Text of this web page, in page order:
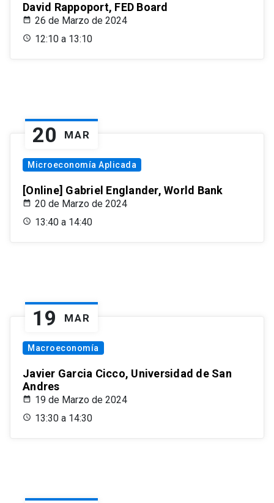
David Rappoport, FED Board
26 de Marzo de 2024
12:10 a 13:10
20 MAR
Microeconomía Aplicada
[Online] Gabriel Englander, World Bank
20 de Marzo de 2024
13:40 a 14:40
19 MAR
Macroeconomía
Javier Garcia Cicco, Universidad de San
Andres
19 de Marzo de 2024
13:30 a 14:30